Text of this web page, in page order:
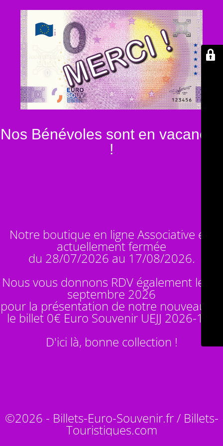
Nos Bénévoles sont en vacances
!
Notre boutique en ligne Associative est
actuellement fermée
du 28/07/2026 au 17/08/2026.
Nous vous donnons RDV également le 14
septembre 2026
pour la présentation de notre nouveauté :
le billet 0€ Euro Souvenir UEJJ 2026-10
D'ici là, bonne collection !
©2026 - Billets-Euro-Souvenir.fr / Billets-
Touristiques.com